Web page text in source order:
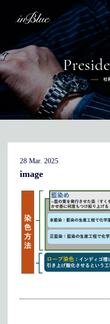
inBlueの強み
Q&A
オー
ふるさと納税
リボーン
ニュース
社長ブログ
メディア掲載
採
新卒採用 店
アクセス
代表メッセージ
JP
社
28 Mar. 2025
image